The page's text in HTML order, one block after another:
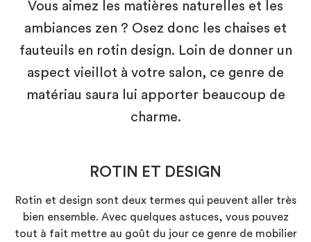
Vous aimez les matières naturelles et les
ambiances zen ? Osez donc les chaises et
fauteuils en rotin design. Loin de donner un
aspect vieillot à votre salon, ce genre de
matériau saura lui apporter beaucoup de
charme.
ROTIN ET DESIGN
Rotin et design sont deux termes qui peuvent aller très
bien ensemble. Avec quelques astuces, vous pouvez
tout à fait mettre au goût du jour ce genre de mobilier